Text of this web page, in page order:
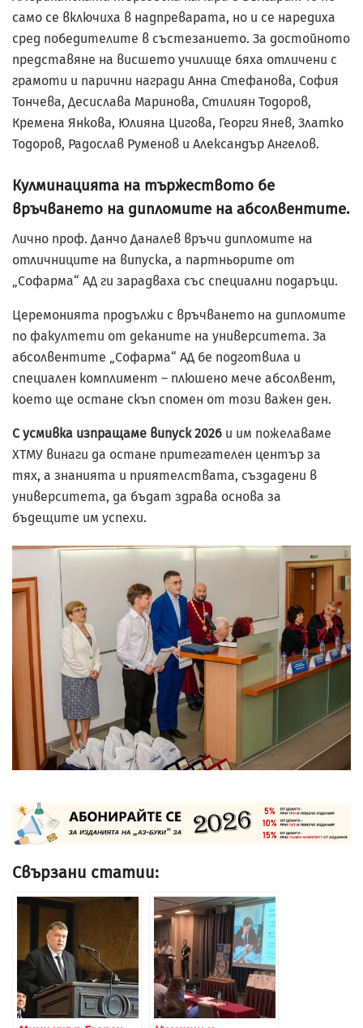
само се включиха в надпреварата, но и се наредиха
сред победителите в състезанието. За достойното
представяне на висшето училище бяха отличени с
грамоти и парични награди Анна Стефанова, София
Тончева, Десислава Маринова, Стилиян Тодоров,
Кремена Янкова, Юлияна Цигова, Георги Янев, Златко
Тодоров, Радослав Руменов и Александър Ангелов.
Кулминацията на тържеството бе
връчването на дипломите на абсолвентите.
Лично проф. Данчо Даналев връчи дипломите на
отличниците на випуска, а партньорите от
„Софарма“ АД ги зарадваха със специални подаръци.
Церемонията продължи с връчването на дипломите
по факултети от деканите на университета. За
абсолвентите „Софарма“ АД бе подготвила и
специален комплимент – плюшено мече абсолвент,
което ще остане скъп спомен от този важен ден.
С усмивка изпращаме випуск 2026 и им пожелаваме
ХТМУ винаги да остане притегателен център за
тях, а знанията и приятелствата, създадени в
университета, да бъдат здрава основа за
бъдещите им успехи.
Свързани статии: